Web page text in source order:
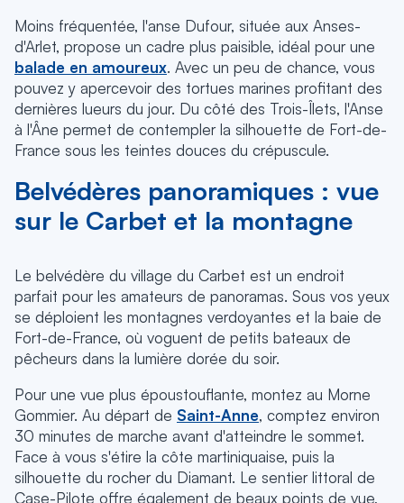
Moins fréquentée, l'anse Dufour, située aux Anses-
d'Arlet, propose un cadre plus paisible, idéal pour une
balade en amoureux. Avec un peu de chance, vous
pouvez y apercevoir des tortues marines profitant des
dernières lueurs du jour. Du côté des Trois-Îlets, l'Anse
à l'Âne permet de contempler la silhouette de Fort-de-
France sous les teintes douces du crépuscule.
Belvédères panoramiques : vue
sur le Carbet et la montagne
Le belvédère du village du Carbet est un endroit
parfait pour les amateurs de panoramas. Sous vos yeux
se déploient les montagnes verdoyantes et la baie de
Fort-de-France, où voguent de petits bateaux de
pêcheurs dans la lumière dorée du soir.
Pour une vue plus époustouflante, montez au Morne
Gommier. Au départ de Saint-Anne, comptez environ
30 minutes de marche avant d'atteindre le sommet.
Face à vous s'étire la côte martiniquaise, puis la
silhouette du rocher du Diamant. Le sentier littoral de
Case-Pilote offre également de beaux points de vue,